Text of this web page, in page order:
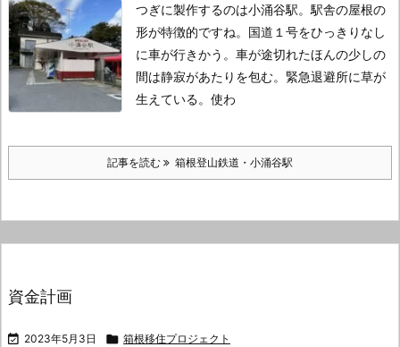
つぎに製作するのは小涌谷駅。 駅舎の屋根の
形が特徴的ですね。 国道１号をひっきりなし
に車が行きかう。 車が途切れたほんの少しの
間は静寂があたりを包む。 緊急退避所に草が
生えている。使わ
記事を読む 箱根登山鉄道・小涌谷駅
資金計画
 2023年5月3日  箱根移住プロジェクト